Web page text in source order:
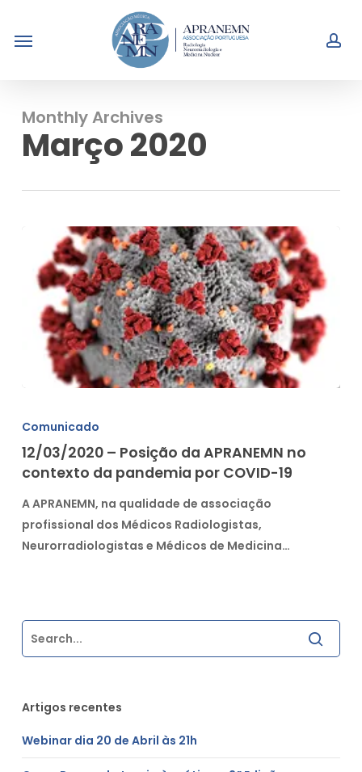
main
Menu
Monthly Archives
Março 2020
–
Posição
da
APRANEMN
no
contexto
da
Comunicado
12/03/2020 – Posição da APRANEMN no
contexto da pandemia por COVID-19
A APRANEMN, na qualidade de associação
profissional dos Médicos Radiologistas,
Neurorradiologistas e Médicos de Medicina…
Artigos recentes
Webinar dia 20 de Abril às 21h